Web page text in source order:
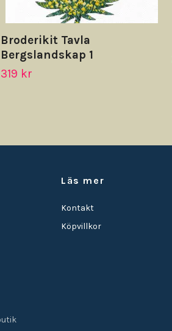
Broderikit Tavla
Bergslandskap 1
319 kr
Läs mer
Kontakt
Köpvillkor